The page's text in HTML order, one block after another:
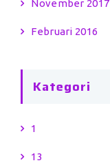
November 2017
Februari 2016
Kategori
1
13